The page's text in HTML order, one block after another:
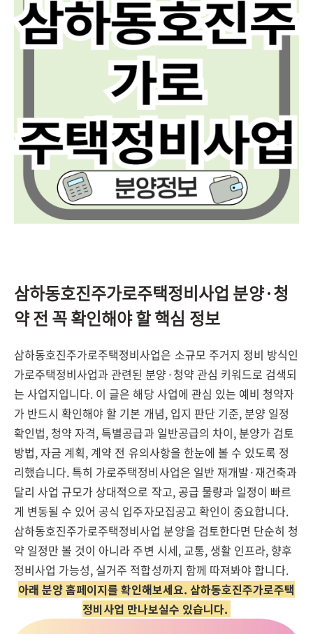
삼하동호진주가로주택정비사업 분양·청
약 전 꼭 확인해야 할 핵심 정보
삼하동호진주가로주택정비사업은 소규모 주거지 정비 방식인
가로주택정비사업과 관련된 분양·청약 관심 키워드로 검색되
는 사업지입니다. 이 글은 해당 사업에 관심 있는 예비 청약자
가 반드시 확인해야 할 기본 개념, 입지 판단 기준, 분양 일정
확인법, 청약 자격, 특별공급과 일반공급의 차이, 분양가 검토
방법, 자금 계획, 계약 전 유의사항을 한눈에 볼 수 있도록 정
리했습니다. 특히 가로주택정비사업은 일반 재개발·재건축과
달리 사업 규모가 상대적으로 작고, 공급 물량과 일정이 빠르
게 변동될 수 있어 공식 입주자모집공고 확인이 중요합니다.
삼하동호진주가로주택정비사업 분양을 검토한다면 단순히 청
약 일정만 볼 것이 아니라 주변 시세, 교통, 생활 인프라, 향후
정비사업 가능성, 실거주 적합성까지 함께 따져봐야 합니다.
아래 분양 홈페이지를 확인해보세요. 삼하동호진주가로주택
정비사업 만나보실수 있습니다.